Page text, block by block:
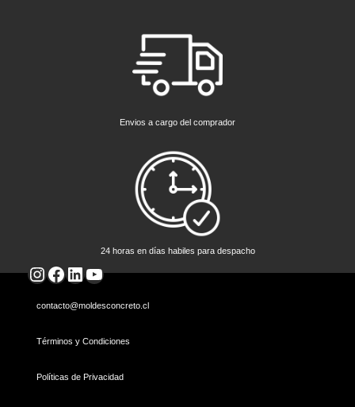
Envios a cargo del comprador
24 horas en días habiles para despacho
Instagram
Facebook
LinkedIn
YouTube
contacto@moldesconcreto.cl
Términos y Condiciones
Políticas de Privacidad